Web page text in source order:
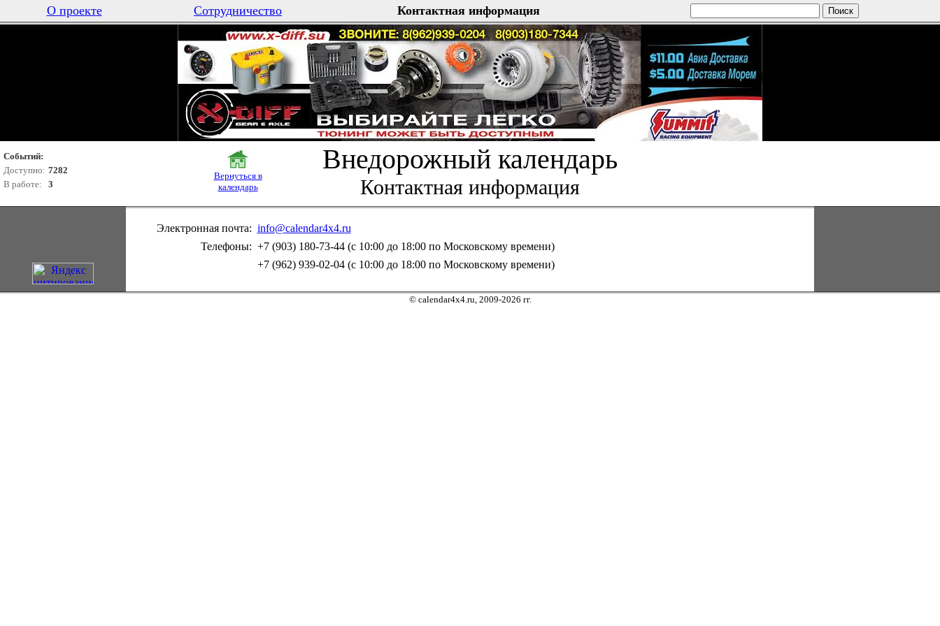
О проекте Сотрудничество Контактная информация
Событий:
Доступно: 7282
В работе:
3
Вернуться в
календарь
Внедорожный календарь
Контактная информация
Электронная почта: info@calendar4x4.ru
Телефоны: +7 (903) 180-73-44 (с 10:00 до 18:00 по Московскому времени)
+7 (962) 939-02-04 (с 10:00 до 18:00 по Московскому времени)
© calendar4x4.ru, 2009-2026 гг.